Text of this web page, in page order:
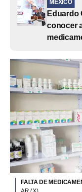
MÉXICO
Eduardo
conocer
FALTA DE